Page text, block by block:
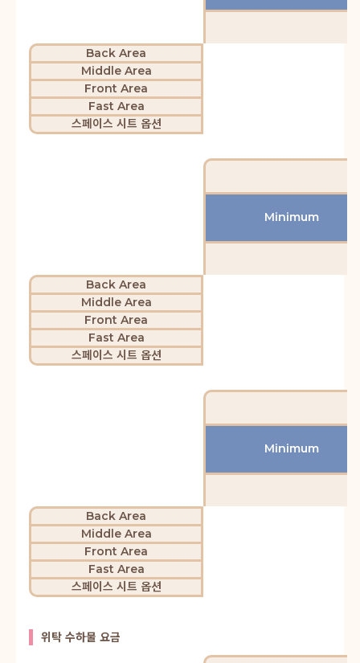
Back Area
Middle Area
Front Area
Fast Area
스페이스 시트 옵션
Minimum
Back Area
Middle Area
Front Area
Fast Area
스페이스 시트 옵션
Minimum
Back Area
Middle Area
Front Area
Fast Area
스페이스 시트 옵션
위탁 수하물 요금